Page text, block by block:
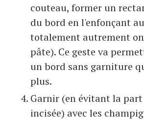
couteau, former un
du bord en l'enfonçant
totalement autrement
pâte). Ce geste va
un bord sans garniture
plus.
Garnir (en évitant la
incisée) avec les